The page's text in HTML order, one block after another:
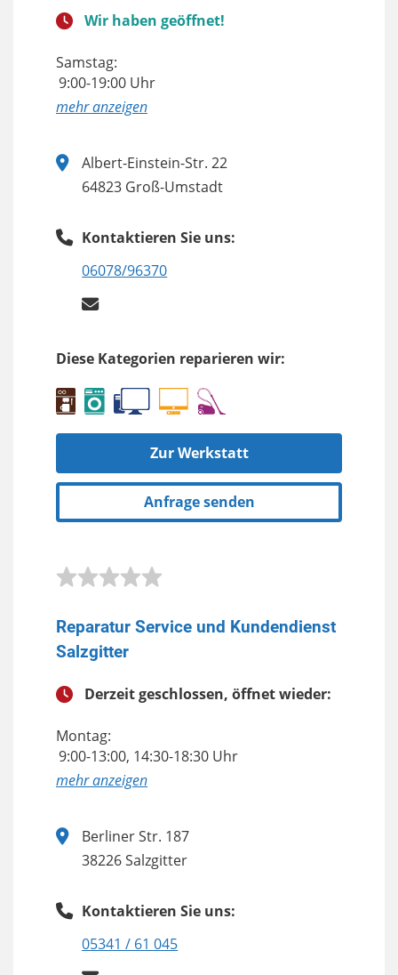
Wir haben geöffnet!
Samstag:
9:00-19:00 Uhr
anzeigen
Albert-Einstein-Str. 22
64823 Groß-Umstadt
Kontaktieren Sie uns:
06078/96370
Diese Kategorien reparieren wir:
Zur Werkstatt
Anfrage senden
Reparatur Service und Kundendienst
Salzgitter
Derzeit geschlossen, öffnet wieder:
Montag:
9:00-13:00, 14:30-18:30 Uhr
anzeigen
Berliner Str. 187
38226 Salzgitter
Kontaktieren Sie uns:
05341 / 61 045